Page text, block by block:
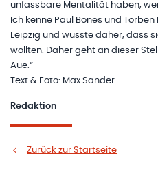
unfassbare Mentalität haben,
Ich kenne Paul Bones und
Leipzig und wusste daher, dass
wollten. Daher geht an dieser
Aue.“
Text & Foto: Max Sander
Redaktion
Zurück zur Startseite